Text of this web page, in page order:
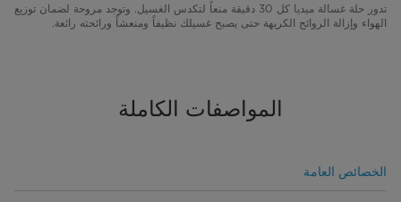
تدور حلة غسالة ميديا كل 30 دقيقة منعاً لتكدس الغسيل. وتوجد مروحة لضمان توزيع
الهواء وإزالة الروائح الكريهة حتى يصبح غسيلك نظيفاً ومنعشاً ورائحته رائعة.
المواصفات الكاملة
الخصائص العامة